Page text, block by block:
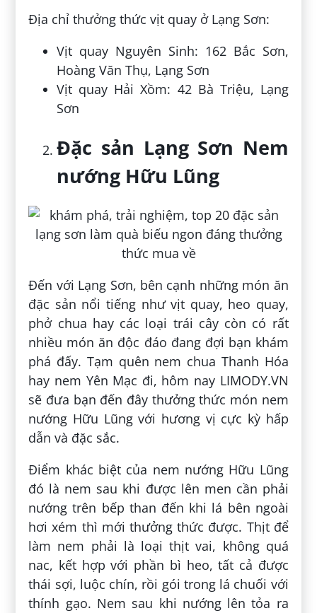
Địa chỉ thưởng thức vịt quay ở Lạng Sơn:
Vịt quay Nguyên Sinh: 162 Bắc Sơn,
Hoàng Văn Thụ, Lạng Sơn
Vịt quay Hải Xồm: 42 Bà Triệu, Lạng
Sơn
Đặc sản Lạng Sơn Nem
nướng Hữu Lũng
Đến với Lạng Sơn, bên cạnh những món ăn
đặc sản nổi tiếng như vịt quay, heo quay,
phở chua hay các loại trái cây còn có rất
nhiều món ăn độc đáo đang đợi bạn khám
phá đấy. Tạm quên nem chua Thanh Hóa
hay nem Yên Mạc đi, hôm nay LIMODY.VN
sẽ đưa bạn đến đây thưởng thức món nem
nướng Hữu Lũng với hương vị cực kỳ hấp
dẫn và đặc sắc.
Điểm khác biệt của nem nướng Hữu Lũng
đó là nem sau khi được lên men cần phải
nướng trên bếp than đến khi lá bên ngoài
hơi xém thì mới thưởng thức được. Thịt để
làm nem phải là loại thịt vai, không quá
nac, kết hợp với phần bì heo, tất cả được
thái sợi, luộc chín, rồi gói trong lá chuối với
thính gạo. Nem sau khi nướng lên tỏa ra